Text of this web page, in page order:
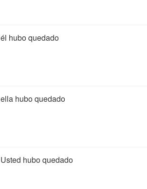
él hubo quedado
ella hubo quedado
Usted hubo quedado